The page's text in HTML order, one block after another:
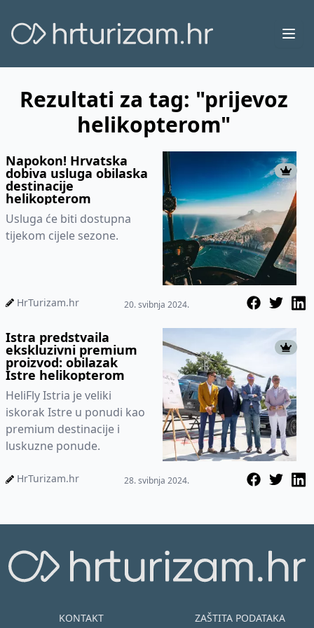
Rezultati za tag: "prijevoz
helikopterom"
Napokon! Hrvatska
dobiva usluga obilaska
destinacije
helikopterom
Usluga će biti dostupna
tijekom cijele sezone.
HrTurizam.hr 20. svibnja 2024.
Istra predstvaila
ekskluzivni premium
proizvod: obilazak
Istre helikopterom
HeliFly Istria je veliki
iskorak Istre u ponudi kao
premium destinacije i
luskuzne ponude.
HrTurizam.hr 28. svibnja 2024.
KONTAKT ZAŠTITA PODATAKA